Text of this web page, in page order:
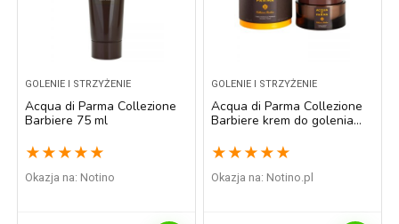
GOLENIE I STRZYŻENIE
Acqua di Parma Collezione
Barbiere 75 ml
★ ★ ★ ★ ★
Okazja na: Notino
GOLENIE I STRZYŻENIE
Acqua di Parma Collezione
Barbiere krem do golenia
★ ★ ★ ★ ★
Okazja na: notino.pl